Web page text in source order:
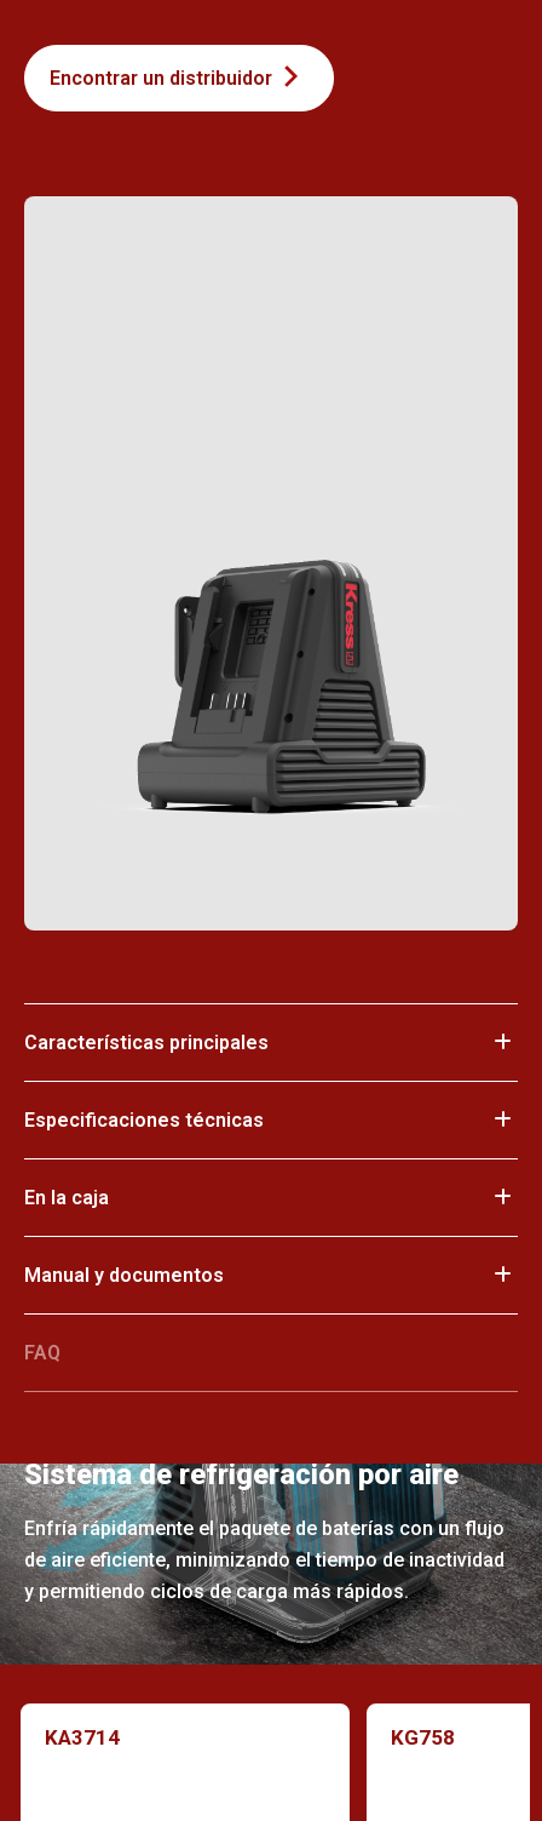
Encontrar un distribuidor
Características principales
Especificaciones técnicas
En la caja
Manual y documentos
FAQ
Sistema de refrigeración por aire
Enfría rápidamente el paquete de baterías con un flujo
de aire eficiente, minimizando el tiempo de inactividad
y permitiendo ciclos de carga más rápidos.
KA3714 KG758